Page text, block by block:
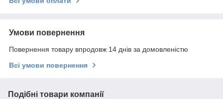
Умови повернення
Повернення товару впродовж 14 днів за домовленістю
Всі умови повернення
Подібні товари компанії